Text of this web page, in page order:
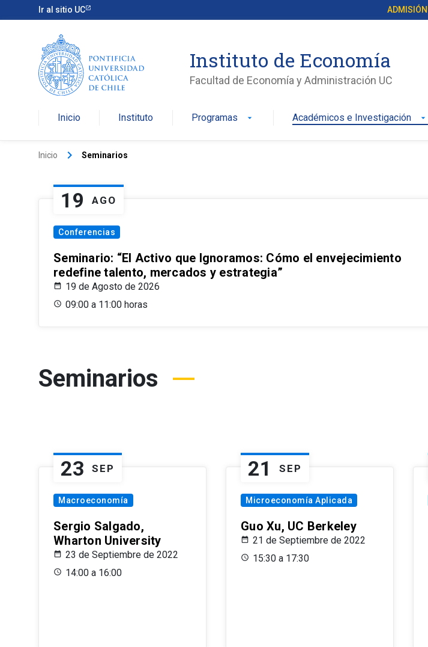
Ir al sitio UC ADMISIÓN
Instituto de Economía
Facultad de Economía y Administración UC
Inicio Instituto Programas arrow_drop_down Académicos e Investigación arrow_drop_down
Inicio keyboard_arrow_right Seminarios
19 AGO
Conferencias
Seminario: “El Activo que Ignoramos: Cómo el envejecimiento
redefine talento, mercados y estrategia”
19 de Agosto de 2026
09:00 a 11:00 horas
Seminarios
23 SEP
Macroeconomía
Sergio Salgado,
Wharton University
23 de Septiembre de 2022
14:00 a 16:00
21 SEP
Microeconomía Aplicada
Guo Xu, UC Berkeley
21 de Septiembre de 2022
15:30 a 17:30